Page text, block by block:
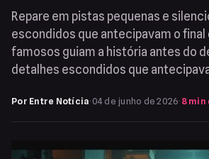
Repare em pistas pequenas e
escondidos que antecipavam o final
famosos guiam a história antes do
detalhes escondidos que
Por Entre Notícia· 04 de junho de 2026· 8 min